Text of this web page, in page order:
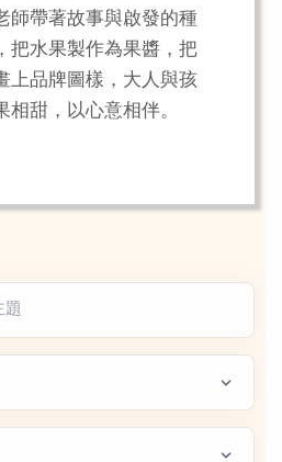
師帶著故事與啟發的種
把水果製作為果醬，把
上品牌圖樣，大人與孩
相甜，以心意相伴。